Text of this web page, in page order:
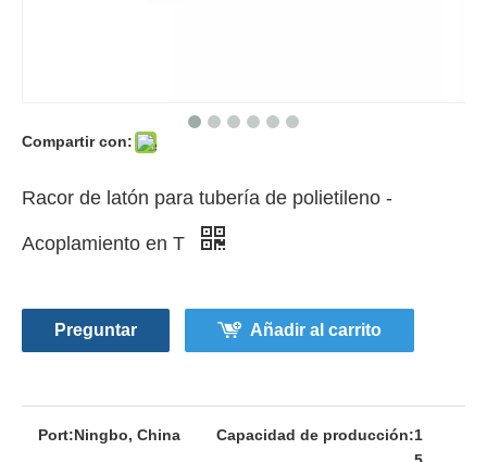
Compartir con:
Racor de latón para tubería de polietileno -
Acoplamiento en T
Preguntar Añadir al carrito
Port:Ningbo, China Capacidad de producción:1